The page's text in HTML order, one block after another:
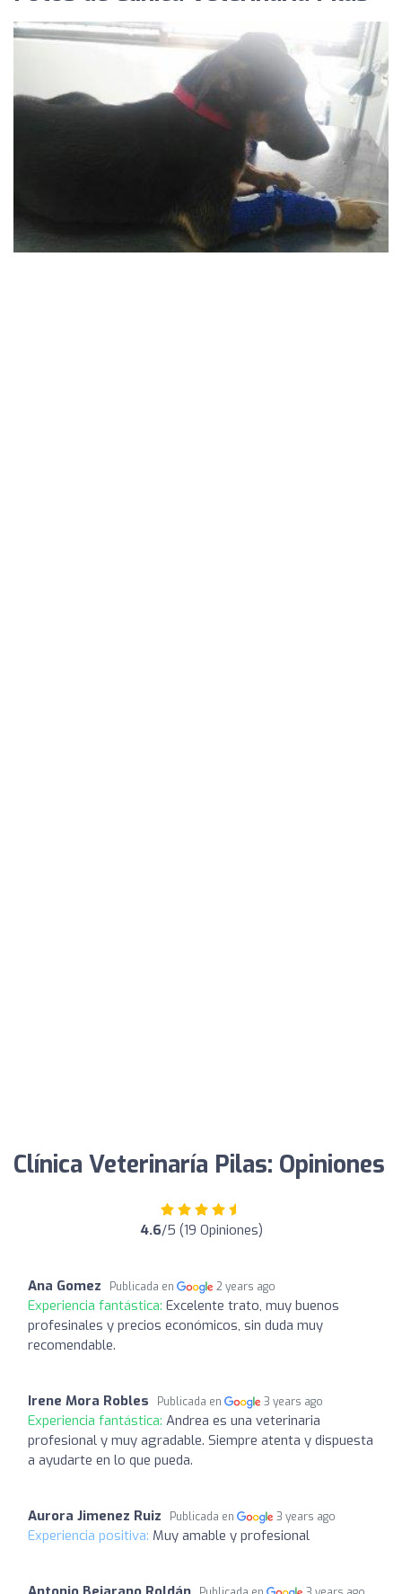
Clínica Veterinaría Pilas: Opiniones
4.6/5 (19 Opiniones)
Ana Gomez Publicada en 2 years ago
Experiencia fantástica: Excelente trato, muy buenos
profesinales y precios económicos, sin duda muy
recomendable.
Irene Mora Robles Publicada en 3 years ago
Experiencia fantástica: Andrea es una veterinaria
profesional y muy agradable. Siempre atenta y dispuesta
a ayudarte en lo que pueda.
Aurora Jimenez Ruiz Publicada en 3 years ago
Experiencia positiva: Muy amable y profesional